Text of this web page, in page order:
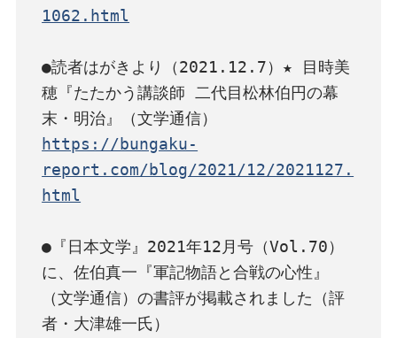
1062.html
●読者はがきより（2021.12.7）★ 目時美
穂『たたかう講談師 二代目松林伯円の幕
https://bungaku-
report.com/blog/2021/12/2021127.
html
●『日本文学』2021年12月号（Vol.70）
に、佐伯真一『軍記物語と合戦の心性』
（文学通信）の書評が掲載されました（評